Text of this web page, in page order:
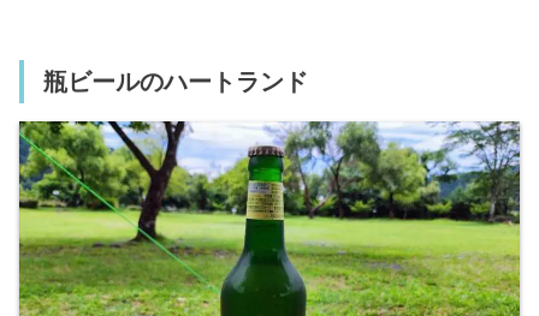
瓶ビールのハートランド